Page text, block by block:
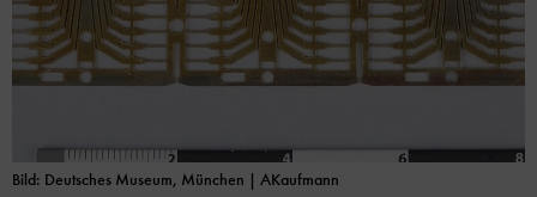
Bild: Deutsches Museum, München | AKaufmann